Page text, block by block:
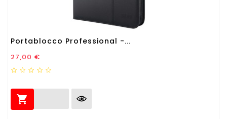
Portablocco Professional -...
Prezzo
27,00 €
